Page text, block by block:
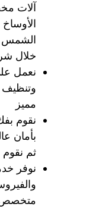
آلات
الشمس
خلال
نعمل
وتنظيف
مميز
نقوم
بأمان
ثم نقوم
نوفر